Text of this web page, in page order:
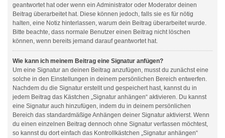
geantwortet hat oder wenn ein Administrator oder Moderator deinen
Beitrag überarbeitet hat. Diese können jedoch, falls sie es für nötig
halten, eine Notiz hinterlassen, warum dein Beitrag überarbeitet wurde.
Bitte beachte, dass normale Benutzer einen Beitrag nicht löschen
können, wenn bereits jemand darauf geantwortet hat.
Wie kann ich meinem Beitrag eine Signatur anfügen?
Um eine Signatur an deinen Beitrag anzufügen, musst du zunächst eine
solche in den Einstellungen in deinem persönlichen Bereich entwerfen.
Nachdem du die Signatur erstellt und gespeichert hast, kannst du in
jedem Beitrag das Kästchen „Signatur anhängen“ aktivieren. Du kannst
eine Signatur auch hinzufügen, indem du in deinem persönlichen
Bereich das standardmäßige Anhängen deiner Signatur aktivierst. Wenn
du einen einzelnen Beitrag dennoch ohne Signatur verfassen möchtest,
so kannst du dort einfach das Kontrollkästchen „Signatur anhängen“